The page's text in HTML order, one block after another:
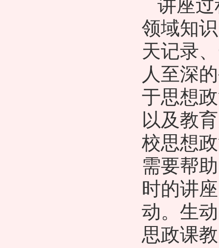
讲座
领域知
天记录
人至深
于思想
以及教
校思想
需要帮
时的讲
动。生
思政课